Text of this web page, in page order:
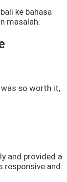
ke bahasa
masalah.
so worth it,
and provided a
responsive and